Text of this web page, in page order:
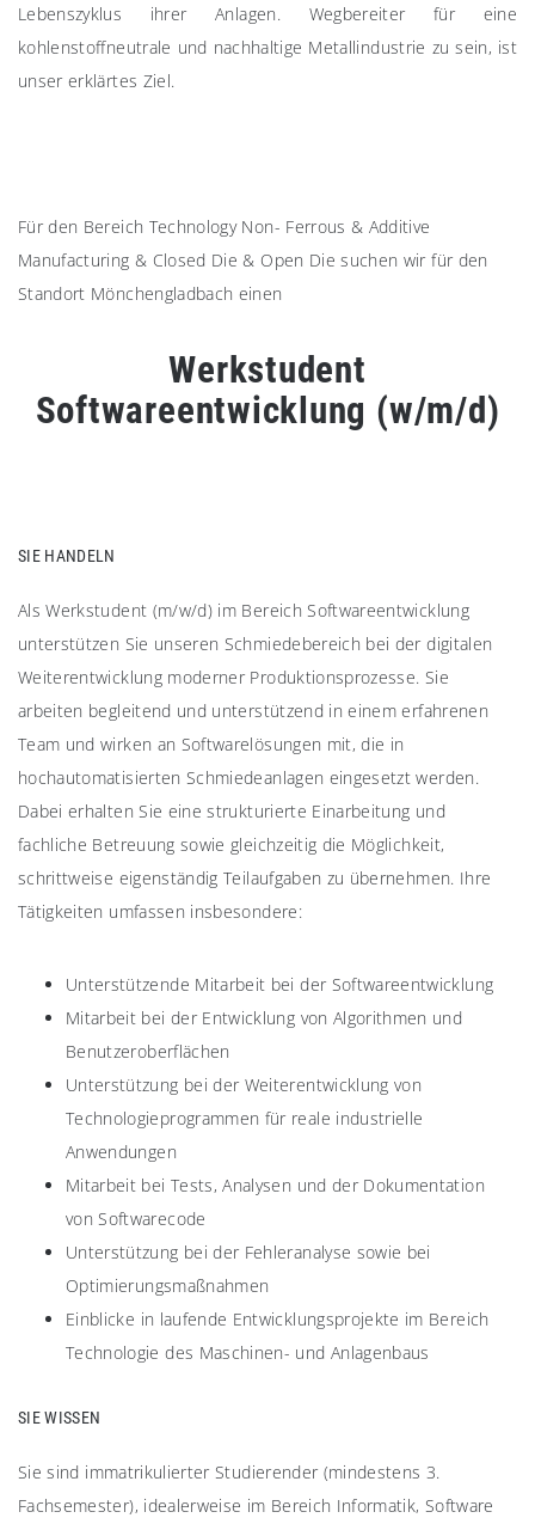
Lebenszyklus ihrer Anlagen. Wegbereiter für eine
kohlenstoffneutrale und nachhaltige Metallindustrie zu sein, ist
unser erklärtes Ziel.
Für den Bereich Technology Non- Ferrous & Additive
Manufacturing & Closed Die & Open Die suchen wir für den
Standort Mönchengladbach einen
Werkstudent
Softwareentwicklung (w/m/d)
SIE HANDELN
Als Werkstudent (m/w/d) im Bereich Softwareentwicklung
unterstützen Sie unseren Schmiedebereich bei der digitalen
Weiterentwicklung moderner Produktionsprozesse. Sie
arbeiten begleitend und unterstützend in einem erfahrenen
Team und wirken an Softwarelösungen mit, die in
hochautomatisierten Schmiedeanlagen eingesetzt werden.
Dabei erhalten Sie eine strukturierte Einarbeitung und
fachliche Betreuung sowie gleichzeitig die Möglichkeit,
schrittweise eigenständig Teilaufgaben zu übernehmen. Ihre
Tätigkeiten umfassen insbesondere:
Unterstützende Mitarbeit bei der Softwareentwicklung
Mitarbeit bei der Entwicklung von Algorithmen und
Benutzeroberflächen
Unterstützung bei der Weiterentwicklung von
Technologieprogrammen für reale industrielle
Anwendungen
Mitarbeit bei Tests, Analysen und der Dokumentation
von Softwarecode
Unterstützung bei der Fehleranalyse sowie bei
Optimierungsmaßnahmen
Einblicke in laufende Entwicklungsprojekte im Bereich
Technologie des Maschinen- und Anlagenbaus
SIE WISSEN
Sie sind immatrikulierter Studierender (mindestens 3.
Fachsemester), idealerweise im Bereich Informatik, Software